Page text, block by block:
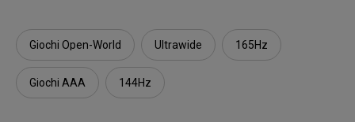
Giochi Open-World Ultrawide 165Hz
Giochi AAA 144Hz